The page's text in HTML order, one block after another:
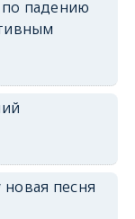
падению
песня